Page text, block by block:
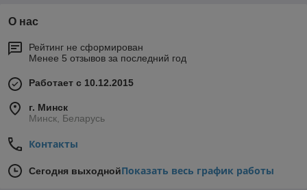
О нас
Рейтинг не сформирован
Менее 5 отзывов за последний год
Работает с 10.12.2015
г. Минск
Минск, Беларусь
Контакты
Сегодня выходнойПоказать весь график работы